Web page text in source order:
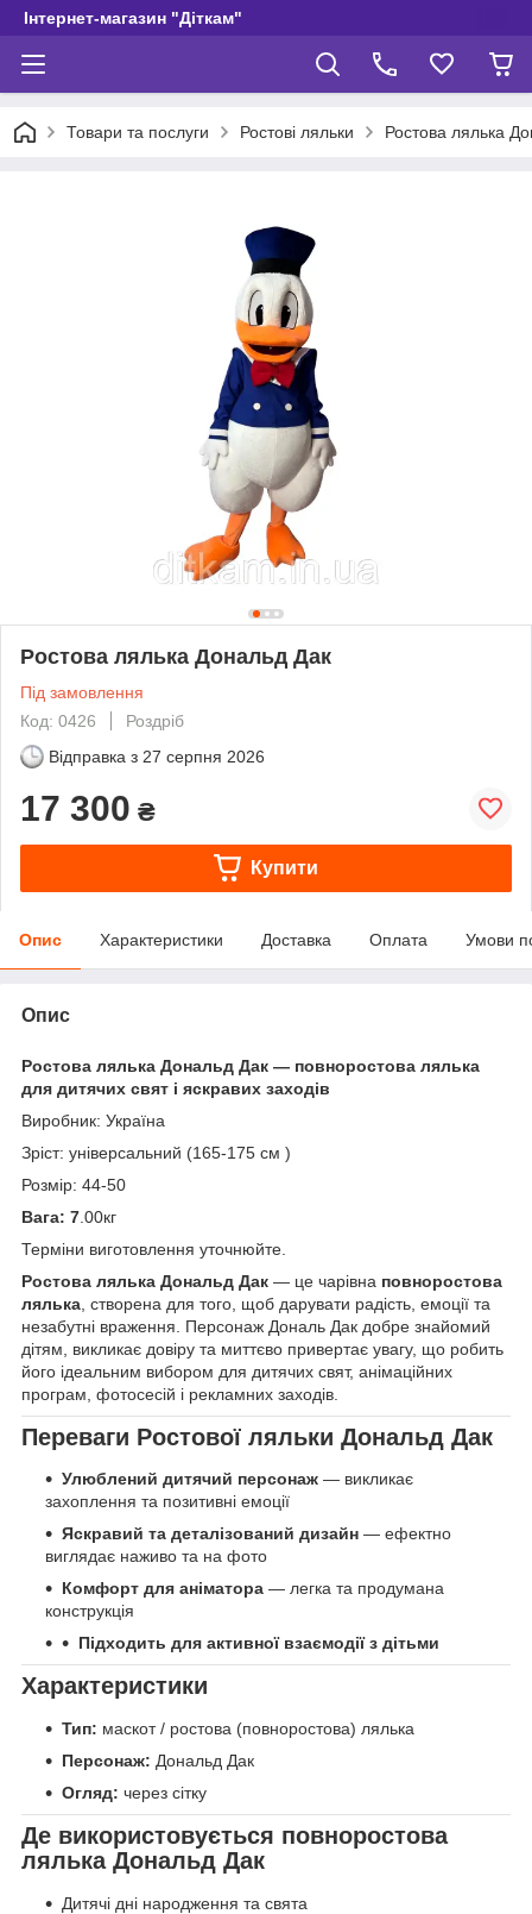
Інтернет-магазин "Діткам"
Товари та послуги Ростові ляльки Ростова лялька
Ростова лялька Дональд Дак
Під замовлення
Код: 0426
Роздріб
Відправка з 27 серпня 2026
17 300 ₴
Купити
Опис Характеристики Доставка Оплата Умови
Опис
Ростова лялька Дональд Дак — повноростова лялька
для дитячих свят і яскравих заходів
Виробник: Україна
Зріст: універсальний (165-175 см )
Розмір: 44-50
Вага: 7 .00кг
Терміни виготовлення уточнюйте.
Ростова лялька Дональд Дак — це чарівна повноростова
лялька , створена для того, щоб дарувати радість, емоції та
незабутні враження. Персонаж Дональ Дак добре знайомий
дітям, викликає довіру та миттєво привертає увагу, що робить
його ідеальним вибором для дитячих свят, анімаційних
програм, фотосесій і рекламних заходів.
Переваги Ростової ляльки Дональд Дак
Улюблений дитячий персонаж — викликає
захоплення та позитивні емоції
Яскравий та деталізований дизайн — ефектно
виглядає наживо та на фото
Комфорт для аніматора — легка та продумана
конструкція
Підходить для активної взаємодії з дітьми
Характеристики
Тип: маскот / ростова (повноростова) лялька
Персонаж: Дональд Дак
Огляд: через сітку
Де використовується повноростова
лялька Дональд Дак
Дитячі дні народження та свята